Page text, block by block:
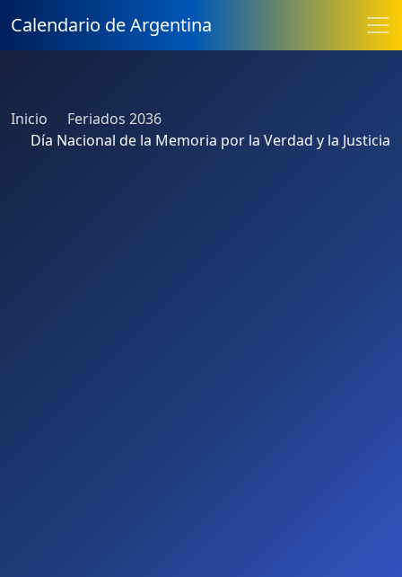
Calendario de Argentina
Inicio
Feriados 2036
Día Nacional de la Memoria por la Verdad y la Justicia